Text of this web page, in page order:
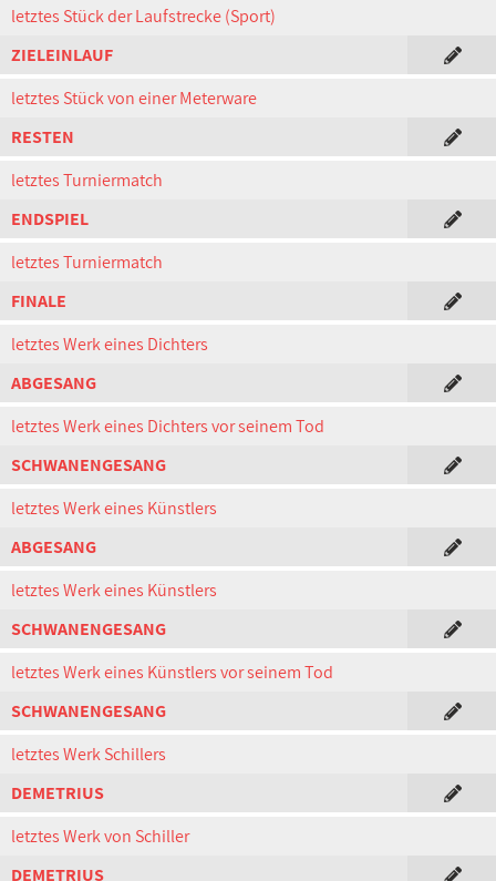
letztes Stück der Laufstrecke (Sport)
ZIELEINLAUF
letztes Stück von einer Meterware
RESTEN
letztes Turniermatch
ENDSPIEL
letztes Turniermatch
FINALE
letztes Werk eines Dichters
ABGESANG
letztes Werk eines Dichters vor seinem Tod
SCHWANENGESANG
letztes Werk eines Künstlers
ABGESANG
letztes Werk eines Künstlers
SCHWANENGESANG
letztes Werk eines Künstlers vor seinem Tod
SCHWANENGESANG
letztes Werk Schillers
DEMETRIUS
letztes Werk von Schiller
DEMETRIUS